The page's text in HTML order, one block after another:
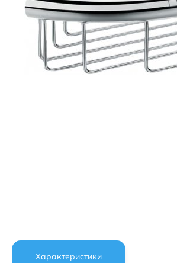
Характеристики